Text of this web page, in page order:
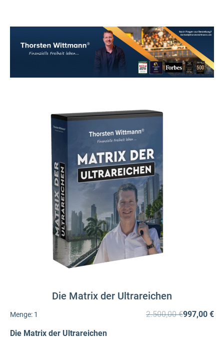
Die Matrix der Ultrareichen
Menge: 1 2.500,00 €997,00 €
Die Matrix der Ultrareichen